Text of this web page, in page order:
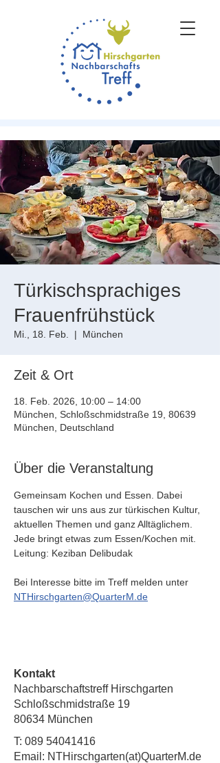
Türkischsprachiges
Frauenfrühstück
Mi., 18. Feb.
  |
München
Zeit & Ort
18. Feb. 2026, 10:00 – 14:00
München, Schloßschmidstraße 19, 80639
München, Deutschland
Über die Veranstaltung
Gemeinsam Kochen und Essen. Dabei
tauschen wir uns aus zur türkischen Kultur,
aktuellen Themen und ganz Alltäglichem.
Jede bringt etwas zum Essen/Kochen mit.
Leitung: Keziban Delibudak
Bei Interesse bitte im Treff melden unter
NTHirschgarten@QuarterM.de
Kontakt
Nachbarschaftstreff Hirschgarten
Schloßschmidstraße 19
80634 München
T: 089 54041416
Email: NTHirschgarten(at)QuarterM.de